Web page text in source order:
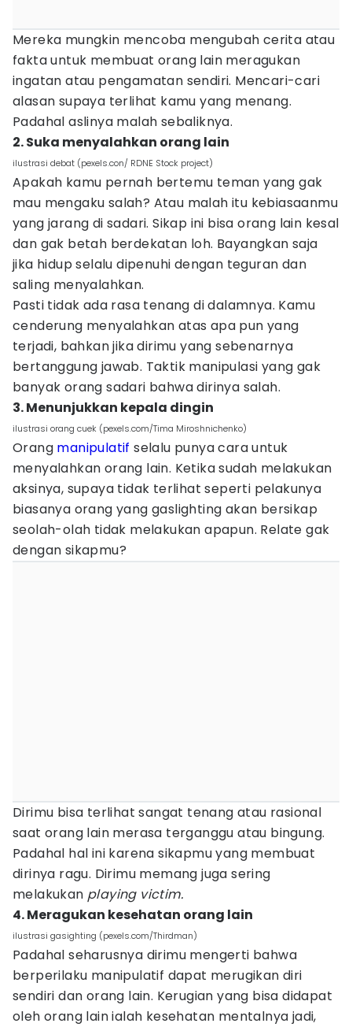
Mereka mungkin mencoba mengubah cerita atau
fakta untuk membuat orang lain meragukan
ingatan atau pengamatan sendiri. Mencari-cari
alasan supaya terlihat kamu yang menang.
Padahal aslinya malah sebaliknya.
2. Suka menyalahkan orang lain
ilustrasi debat (pexels.con/ RDNE Stock project)
Apakah kamu pernah bertemu teman yang gak
mau mengaku salah? Atau malah itu kebiasaanmu
yang jarang di sadari. Sikap ini bisa orang lain kesal
dan gak betah berdekatan loh. Bayangkan saja
jika hidup selalu dipenuhi dengan teguran dan
saling menyalahkan.
Pasti tidak ada rasa tenang di dalamnya. Kamu
cenderung menyalahkan atas apa pun yang
terjadi, bahkan jika dirimu yang sebenarnya
bertanggung jawab. Taktik manipulasi yang gak
banyak orang sadari bahwa dirinya salah.
3. Menunjukkan kepala dingin
ilustrasi orang cuek (pexels.com/Tima Miroshnichenko)
Orang manipulatif selalu punya cara untuk
menyalahkan orang lain. Ketika sudah melakukan
aksinya, supaya tidak terlihat seperti pelakunya
biasanya orang yang gaslighting akan bersikap
seolah-olah tidak melakukan apapun. Relate gak
dengan sikapmu?
Dirimu bisa terlihat sangat tenang atau rasional
saat orang lain merasa terganggu atau bingung.
Padahal hal ini karena sikapmu yang membuat
dirinya ragu. Dirimu memang juga sering
melakukan playing victim.
4. Meragukan kesehatan orang lain
ilustrasi gasighting (pexels.com/Thirdman)
Padahal seharusnya dirimu mengerti bahwa
berperilaku manipulatif dapat merugikan diri
sendiri dan orang lain. Kerugian yang bisa didapat
oleh orang lain ialah kesehatan mentalnya jadi,